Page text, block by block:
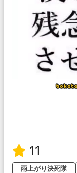
11
雨上がり決死隊